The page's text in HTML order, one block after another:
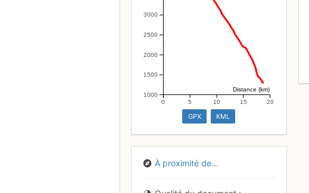
1000
1500
2000
2500
3000
0 5 10 15 20
Distance (km)
GPX KML
À proximité de...